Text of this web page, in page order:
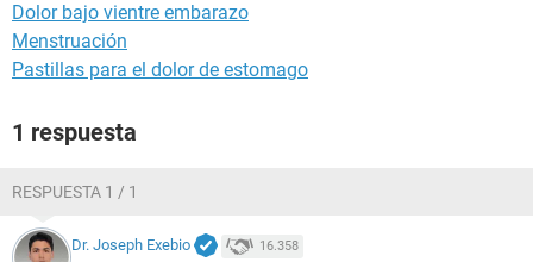
Dolor bajo vientre embarazo
Menstruación
Pastillas para el dolor de estomago
1 respuesta
RESPUESTA 1 / 1
Dr. Joseph Exebio 16.358